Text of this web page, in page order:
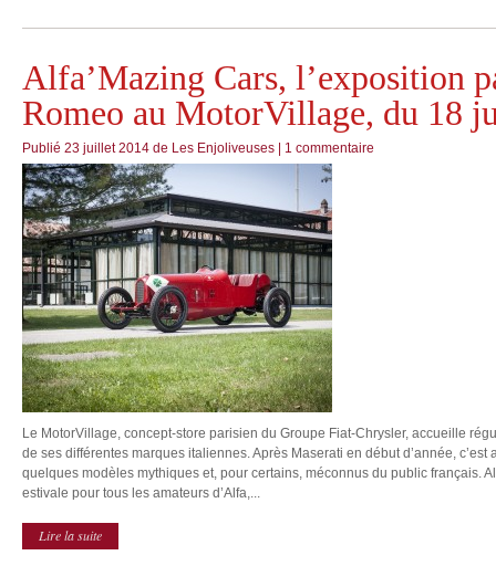
Alfa’Mazing Cars, l’exposition
Romeo au MotorVillage, du 18
Publié 23 juillet 2014 de Les Enjoliveuses 1 commentaire
Le MotorVillage, concept-store parisien du Groupe Fiat-Chrysler, accueille
de ses différentes marques italiennes. Après Maserati en début d’année, c’est
quelques modèles mythiques et, pour certains, méconnus du public français.
estivale pour tous les amateurs d’Alfa,...
Lire la suite